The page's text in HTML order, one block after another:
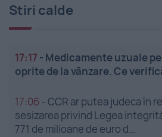
Stiri calde
17:17 - Medicamente uzuale
oprite de la vânzare. Ce
17:06 -CCR ar putea judeca în
sesizarea privind Legea
771 de milioane de euro d...